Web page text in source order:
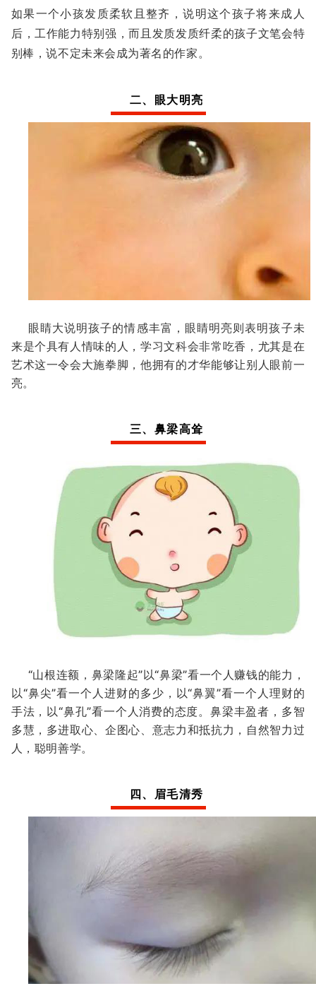
如果一个小孩发质柔软且整齐，说明这个孩子将来成人
后，工作能力特别强，而且发质发质纤柔的孩子文笔会特
别棒，说不定未来会成为著名的作家。
二、眼大明亮
眼睛大说明孩子的情感丰富，眼睛明亮则表明孩子未
来是个具有人情味的人，学习文科会非常吃香，尤其是在
艺术这一令会大施拳脚，他拥有的才华能够让别人眼前一
亮。
三、鼻梁高耸
“山根连额，鼻梁隆起”以“鼻梁”看一个人赚钱的能力，
以“鼻尖”看一个人进财的多少，以“鼻翼”看一个人理财的
手法，以“鼻孔”看一个人消费的态度。鼻梁丰盈者，多智
多慧，多进取心、企图心、意志力和抵抗力，自然智力过
人，聪明善学。
四、眉毛清秀